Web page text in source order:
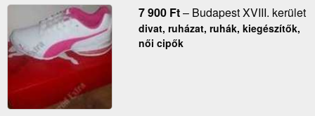
7 900 Ft– Budapest XVIII. kerület
divat, ruházat, ruhák, kiegészítők,
női cipők